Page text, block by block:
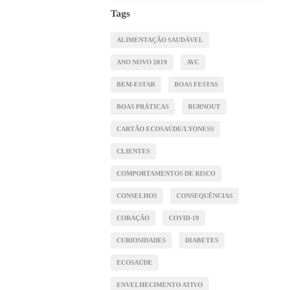
Tags
ALIMENTAÇÃO SAUDÁVEL
ANO NOVO 2019 AVC
BEM-ESTAR BOAS FESTAS
BOAS PRÁTICAS BURNOUT
CARTÃO ECOSAÚDE/LYONESS
CLIENTES
COMPORTAMENTOS DE RISCO
CONSELHOS CONSEQUÊNCIAS
CORAÇÃO COVID-19
CURIOSIDADES DIABETES
ECOSAÚDE
ENVELHECIMENTO ATIVO